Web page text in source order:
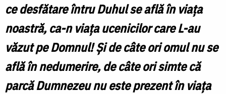
ce desfătare întru Duhul se află în viaţa
noastră, ca-n viaţa ucenicilor care L-au
văzut pe Domnul! Şi de câte ori omul nu se
află în nedumerire, de câte ori simte că
parcă Dumnezeu nu este prezent în viaţa